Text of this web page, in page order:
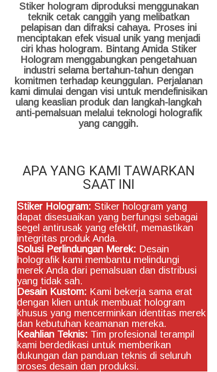
Stiker hologram diproduksi menggunakan
teknik cetak canggih yang melibatkan
pelapisan dan difraksi cahaya. Proses ini
menciptakan efek visual unik yang menjadi
ciri khas hologram. Bintang Amida Stiker
Hologram menggabungkan pengetahuan
industri selama bertahun-tahun dengan
komitmen terhadap keunggulan. Perjalanan
kami dimulai dengan visi untuk mendefinisikan
ulang keaslian produk dan langkah-langkah
anti-pemalsuan melalui teknologi holografik
yang canggih.
APA YANG KAMI TAWARKAN
SAAT INI
Stiker Hologram: Stiker hologram yang
dapat disesuaikan yang berfungsi sebagai
segel antirusak yang efektif, memastikan
integritas produk Anda.
Solusi Perlindungan Merek: Desain
holografik kami membantu melindungi
merek Anda dari pemalsuan dan distribusi
yang tidak sah.
Desain Kustom: Kami bekerja sama erat
dengan klien untuk membuat hologram
khusus yang mencerminkan identitas merek
dan kebutuhan keamanan mereka.
Keahlian Teknis: Tim profesional terampil
kami berdedikasi untuk memberikan
dukungan dan panduan teknis di seluruh
proses desain dan produksi.